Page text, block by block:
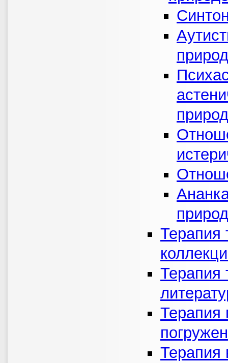
Терапия
Терапия
Терапия
Терапия